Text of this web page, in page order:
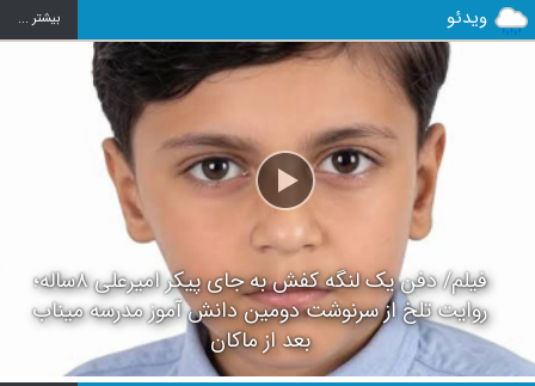
ویدئو بيشتر ...
فیلم/ دفن یک لنگه کفش به جای پیکر امیرعلی ۸ساله؛
روایت تلخ از سرنوشت دومین دانش آموز مدرسه میناب
بعد از ماکان